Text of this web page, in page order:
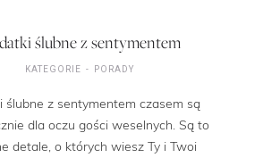
ślubne z sentymentem
KATEGORIE PORADY
ślubne z sentymentem czasem są
dla oczu gości weselnych. Są to
detale, o których wiesz Ty i Twoi